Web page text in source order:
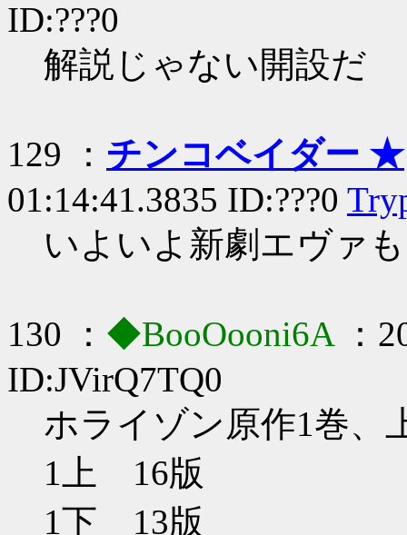
ID:???0
解説じゃない開設だ
129 ： チンコベイダー ★
01:14:41.3835 ID:???0
いよいよ新劇エヴァ
130 ： ◆BooOooni6A
：
ID:JVirQ7TQ0
ホライゾン原作1巻、
1上 16版
1下 13版